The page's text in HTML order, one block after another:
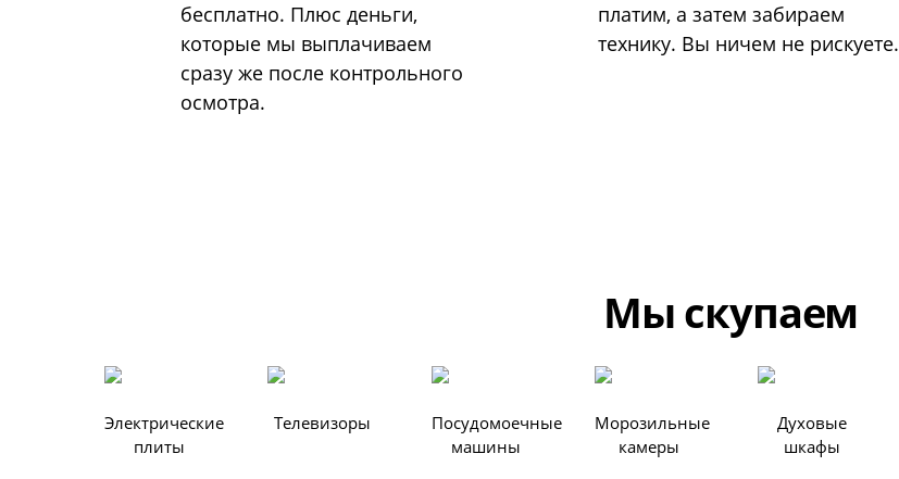
бесплатно. Плюс деньги,
которые мы выплачиваем
сразу же после контрольного
осмотра.
платим, а затем забираем
технику. Вы ничем не рискуете.
Мы скупаем
Электрические
плиты
Телевизоры
Посудомоечные
машины
Морозильные
камеры
Духовые
шкафы